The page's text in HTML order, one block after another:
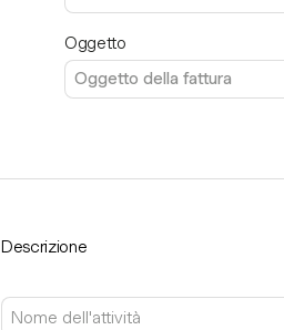
Oggetto
Descrizione